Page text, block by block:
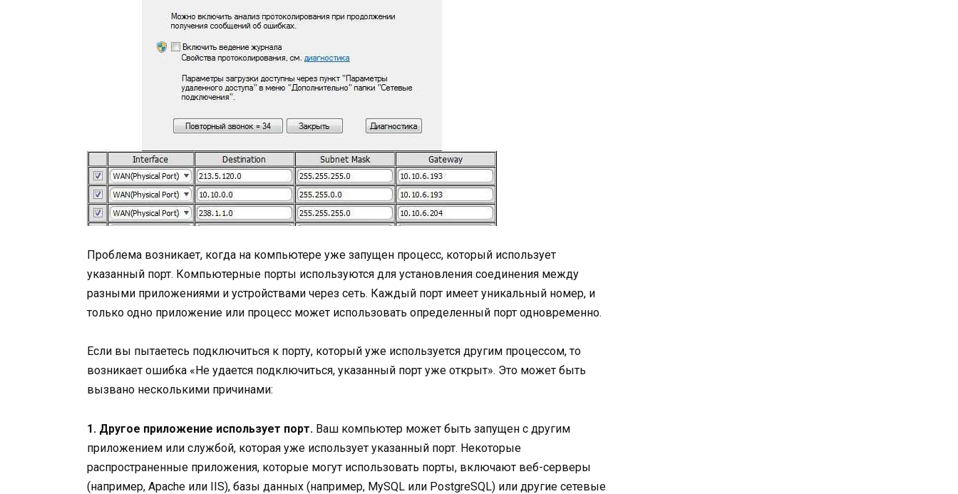
Проблема возникает, когда на компьютере уже запущен процесс, который использует
указанный порт. Компьютерные порты используются для установления соединения между
разными приложениями и устройствами через сеть. Каждый порт имеет уникальный номер, и
только одно приложение или процесс может использовать определенный порт одновременно.
Если вы пытаетесь подключиться к порту, который уже используется другим процессом, то
возникает ошибка «Не удается подключиться, указанный порт уже открыт». Это может быть
вызвано несколькими причинами:
1. Другое приложение использует порт. Ваш компьютер может быть запущен с другим
приложением или службой, которая уже использует указанный порт. Некоторые
распространенные приложения, которые могут использовать порты, включают веб-серверы
(например, Apache или IIS), базы данных (например, MySQL или PostgreSQL) или другие сетевые